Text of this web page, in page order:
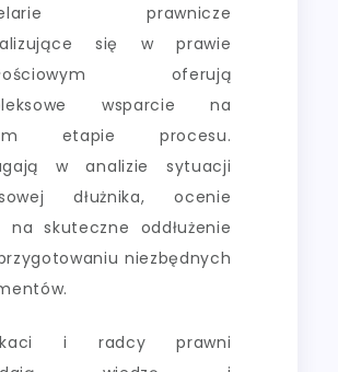
prawnicze
się w prawie
oferują
wsparcie na
etapie procesu.
w analizie sytuacji
dłużnika, ocenie
na skuteczne oddłużenie
niezbędnych
i radcy prawni